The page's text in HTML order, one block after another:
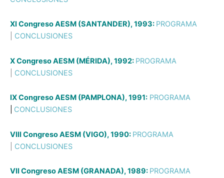
XI Congreso AESM (SANTANDER), 1993: PROGRAMA
CONCLUSIONES
X Congreso AESM (MÉRIDA), 1992: PROGRAMA
CONCLUSIONES
IX Congreso AESM (PAMPLONA), 1991: PROGRAMA
CONCLUSIONES
VIII Congreso AESM (VIGO), 1990: PROGRAMA
CONCLUSIONES
VII Congreso AESM (GRANADA), 1989: PROGRAMA